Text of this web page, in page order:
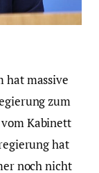
hat massive
zum
Kabinett
hat
noch nicht